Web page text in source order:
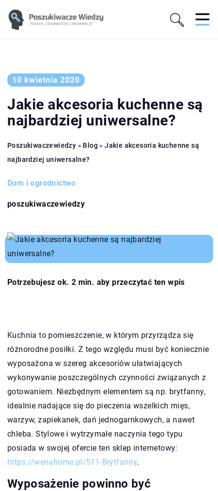
10 kwietnia 2020
Jakie akcesoria kuchenne są
najbardziej uniwersalne?
Poszukiwaczewiedzy » Blog »Jakie akcesoria kuchenne są
najbardziej uniwersalne?
Dom i ogrodnictwo
poszukiwaczewiedzy
Potrzebujesz ok. 2 min. aby przeczytać ten wpis
Kuchnia to pomieszczenie, w którym przyrządza się
różnorodne posiłki. Z tego względu musi być koniecznie
wyposażona w szereg akcesoriów ułatwiających
wykonywanie poszczególnych czynności związanych z
gotowaniem. Niezbędnym elementem są np. brytfanny,
idealnie nadające się do pieczenia wszelkich mięs,
warzyw, zapiekanek, dań jednogarnkowych, a nawet
chleba. Stylowe i wytrzymałe naczynia tego typu
posiada w swojej ofercie ten sklep internetowy:
https://wenahome.pl/511-Brytfanny.
Wyposażenie powinno być